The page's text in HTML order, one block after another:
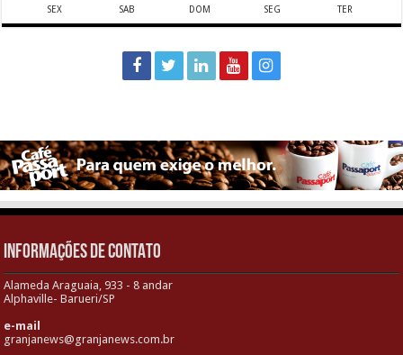
SEX SAB DOM SEG TER
INFORMAÇÕES DE CONTATO
Alameda Araguaia, 933 - 8 andar
Alphaville- Barueri/SP
e-mail
granjanews@granjanews.com.br